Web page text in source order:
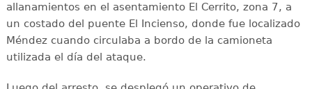
allanamientos en el asentamiento El Cerrito, zona 7, a
un costado del puente El Incienso, donde fue localizado
Méndez cuando circulaba a bordo de la camioneta
utilizada el día del ataque.